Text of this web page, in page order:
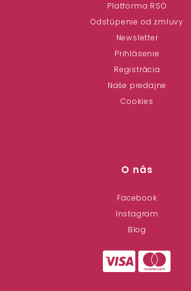
Platforma RSO
Odstúpenie od zmluvy
Newsletter
Prihlásenie
Registrácia
Naše predajne
Cookies
O nás
Facebook
Instagram
Blog